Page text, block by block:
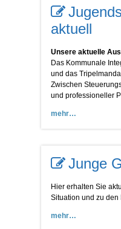
aktuell
Unsere aktuelle
Das Kommunale
und das
Zwischen
und professioneller
mehr
Junge
Hier erhalten Sie
Situation und zu den
mehr